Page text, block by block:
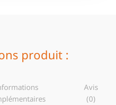
produit :
Avis
(0)